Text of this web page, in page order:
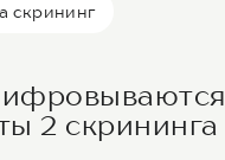
скрининг
2 скрининга